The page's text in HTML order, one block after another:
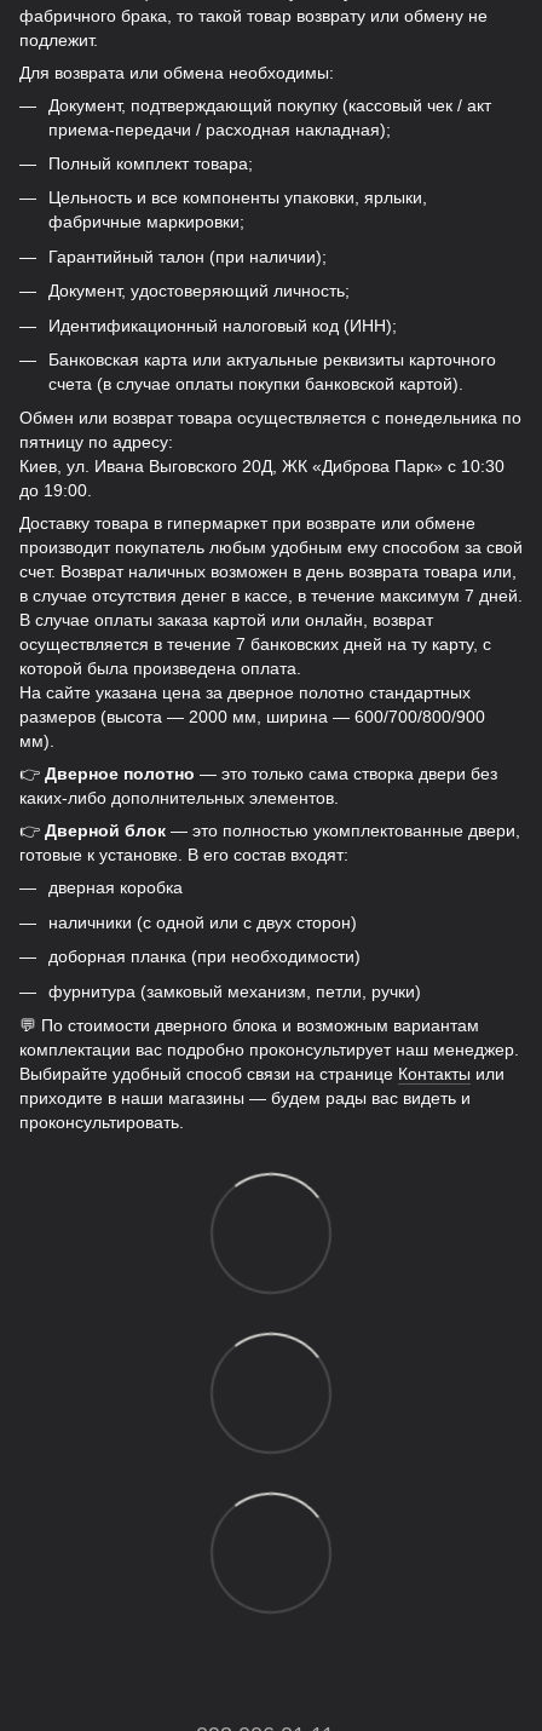
фабричного брака, то такой товар возврату или обмену не
подлежит.
Для возврата или обмена необходимы:
Документ, подтверждающий покупку (кассовый чек / акт
приема-передачи / расходная накладная);
Полный комплект товара;
Цельность и все компоненты упаковки, ярлыки,
фабричные маркировки;
Гарантийный талон (при наличии);
Документ, удостоверяющий личность;
Идентификационный налоговый код (ИНН);
Банковская карта или актуальные реквизиты карточного
счета (в случае оплаты покупки банковской картой).
Обмен или возврат товара осуществляется с понедельника по
пятницу по адресу:
Киев, ул. Ивана Выговского 20Д, ЖК «Диброва Парк» с 10:30
до 19:00.
Доставку товара в гипермаркет при возврате или обмене
производит покупатель любым удобным ему способом за свой
счет. Возврат наличных возможен в день возврата товара или,
в случае отсутствия денег в кассе, в течение максимум 7 дней.
В случае оплаты заказа картой или онлайн, возврат
осуществляется в течение 7 банковских дней на ту карту, с
которой была произведена оплата.
На сайте указана цена за дверное полотно стандартных
размеров (высота — 2000 мм, ширина — 600/700/800/900
мм).
👉 Дверное полотно — это только сама створка двери без
каких-либо дополнительных элементов.
👉 Дверной блок — это полностью укомплектованные двери,
готовые к установке. В его состав входят:
дверная коробка
наличники (с одной или с двух сторон)
доборная планка (при необходимости)
фурнитура (замковый механизм, петли, ручки)
💬 По стоимости дверного блока и возможным вариантам
комплектации вас подробно проконсультирует наш менеджер.
Выбирайте удобный способ связи на странице Контакты или
приходите в наши магазины — будем рады вас видеть и
проконсультировать.